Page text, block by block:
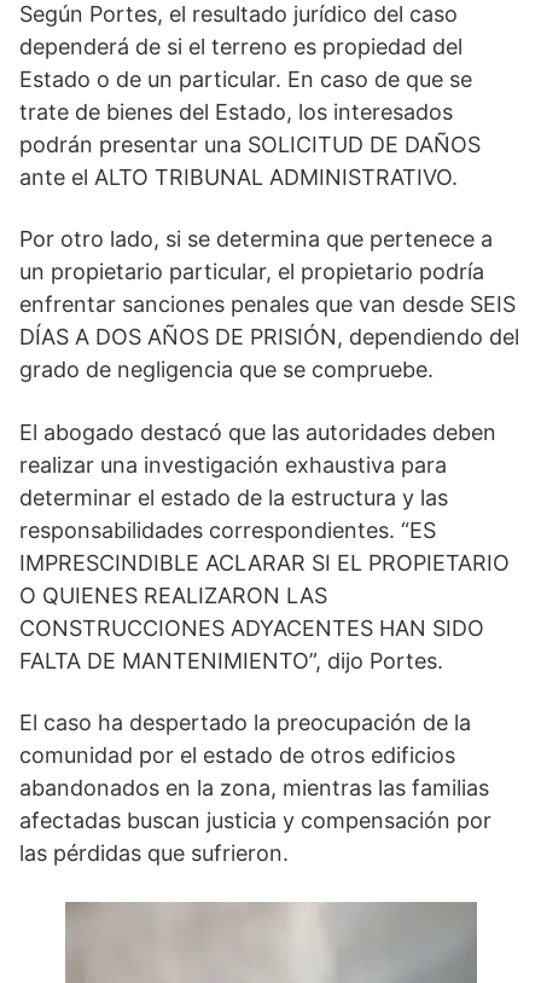
Según Portes, el resultado jurídico del caso
dependerá de si el terreno es propiedad del
Estado o de un particular. En caso de que se
trate de bienes del Estado, los interesados ​​
podrán presentar una SOLICITUD DE DAÑOS
ante el ALTO TRIBUNAL ADMINISTRATIVO.
Por otro lado, si se determina que pertenece a
un propietario particular, el propietario podría
enfrentar sanciones penales que van desde SEIS
DÍAS A DOS AÑOS DE PRISIÓN, dependiendo del
grado de negligencia que se compruebe.
El abogado destacó que las autoridades deben
realizar una investigación exhaustiva para
determinar el estado de la estructura y las
responsabilidades correspondientes. “ES
IMPRESCINDIBLE ACLARAR SI EL PROPIETARIO
O QUIENES REALIZARON LAS
CONSTRUCCIONES ADYACENTES HAN SIDO
FALTA DE MANTENIMIENTO”, dijo Portes.
El caso ha despertado la preocupación de la
comunidad por el estado de otros edificios
abandonados en la zona, mientras las familias
afectadas buscan justicia y compensación por
las pérdidas que sufrieron.